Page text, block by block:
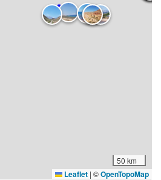
50 km
Leaflet | ©OpenTopoMap